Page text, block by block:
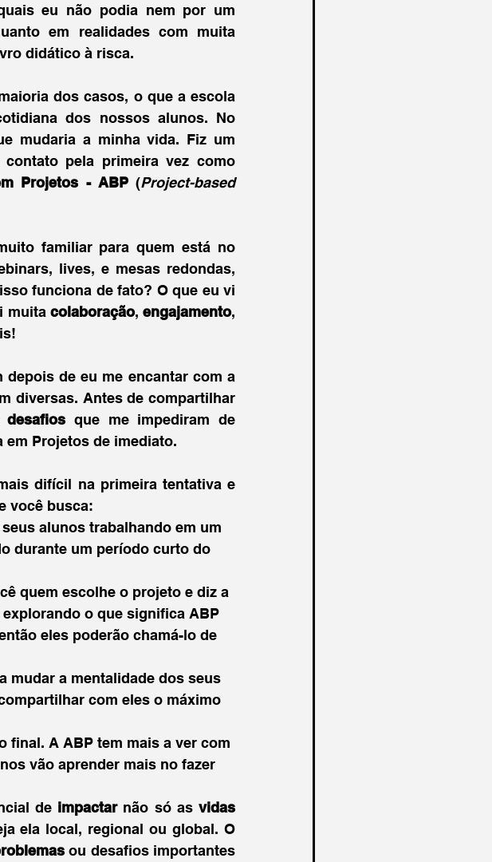
eu não podia nem por um
didático à risca.
dos casos, o que a escola
dos nossos alunos. No
mudaria a minha vida. Fiz um
pela primeira vez como
Projetos - ABP (Project-based
familiar para quem está no
lives, e mesas redondas,
funciona de fato? O que eu vi
muita colaboração, engajamento
de eu me encantar com a
diversas. Antes de compartilhar
desafios que me impediram de
em Projetos de imediato.
difícil na primeira tentativa e
você busca:
alunos trabalhando em um
durante um período curto do
quem escolhe o projeto e diz a
o que significa ABP
eles poderão chamá-lo de
mudar a mentalidade dos seus
com eles o máximo
final. A ABP tem mais a ver com
vão aprender mais no fazer
de impactar não só as
ela local, regional ou global. O
ou desafios importantes